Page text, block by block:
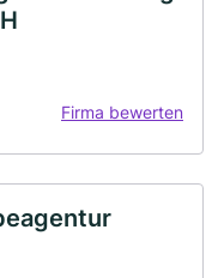
Firma bewerten